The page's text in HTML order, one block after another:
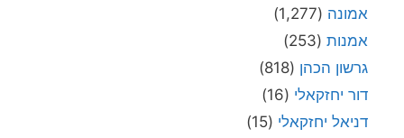
אמונה (1,277)
אמנות (253)
גרשון הכהן (818)
דור יחזקאלי (16)
דניאל יחזקאלי (15)